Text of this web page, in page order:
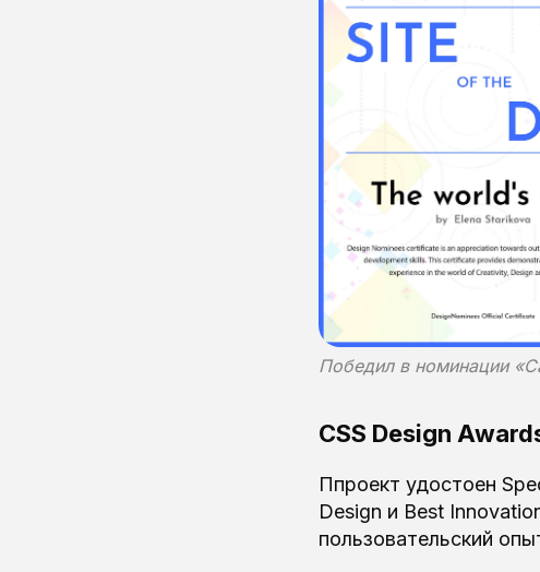
Победил в номинации
CSS Design
Ппроект удостоен
Design и Best
пользовательский